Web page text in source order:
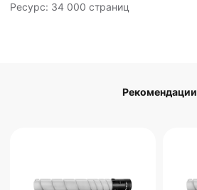
Ресурс: 34 000 страниц
Рекомендации